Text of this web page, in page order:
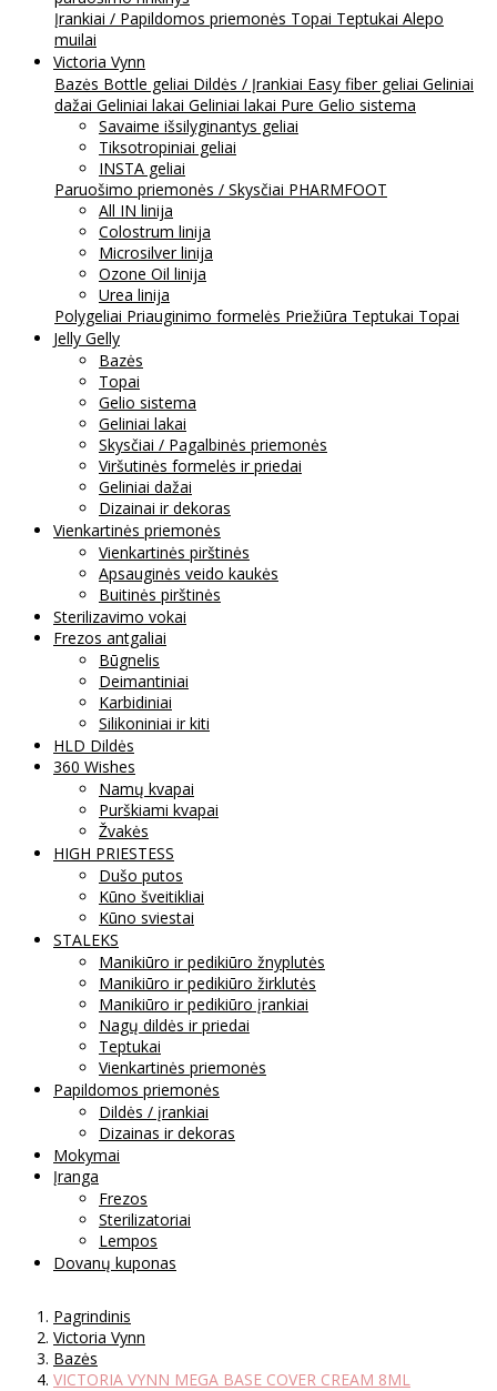
Įrankiai / Papildomos priemonės Topai Teptukai Alepo
muilai
Victoria Vynn
Bazės Bottle geliai Dildės / Įrankiai Easy fiber geliai Geliniai
dažai Geliniai lakai Geliniai lakai Pure Gelio sistema
Savaime išsilyginantys geliai
Tiksotropiniai geliai
INSTA geliai
Paruošimo priemonės / Skysčiai PHARMFOOT
All IN linija
Colostrum linija
Microsilver linija
Ozone Oil linija
Urea linija
Polygeliai Priauginimo formelės Priežiūra Teptukai Topai
Jelly Gelly
Bazės
Topai
Gelio sistema
Geliniai lakai
Skysčiai / Pagalbinės priemonės
Viršutinės formelės ir priedai
Geliniai dažai
Dizainai ir dekoras
Vienkartinės priemonės
Vienkartinės pirštinės
Apsauginės veido kaukės
Buitinės pirštinės
Sterilizavimo vokai
Frezos antgaliai
Būgnelis
Deimantiniai
Karbidiniai
Silikoniniai ir kiti
HLD Dildės
360 Wishes
Namų kvapai
Purškiami kvapai
Žvakės
HIGH PRIESTESS
Dušo putos
Kūno šveitikliai
Kūno sviestai
STALEKS
Manikiūro ir pedikiūro žnyplutės
Manikiūro ir pedikiūro žirklutės
Manikiūro ir pedikiūro įrankiai
Nagų dildės ir priedai
Teptukai
Vienkartinės priemonės
Papildomos priemonės
Dildės / įrankiai
Dizainas ir dekoras
Mokymai
Įranga
Frezos
Sterilizatoriai
Lempos
Dovanų kuponas
Pagrindinis
Victoria Vynn
Bazės
VICTORIA VYNN MEGA BASE COVER CREAM 8ML